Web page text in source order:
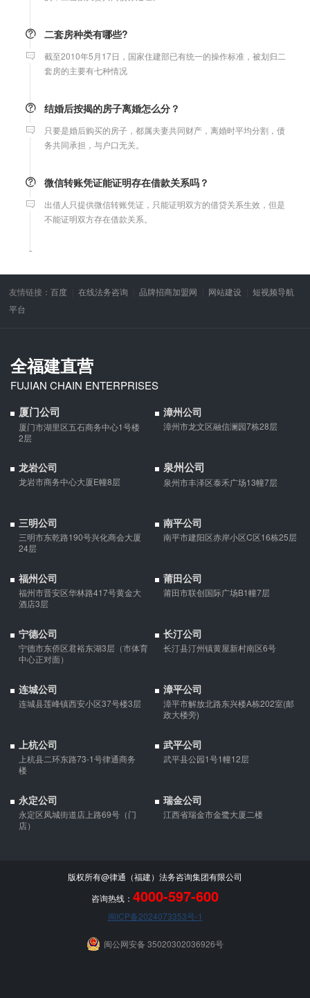
二套房种类有哪些?
套房的主要有七种情况
结婚后按揭的房子离婚怎么分？
务共同承担，与户口无关。
微信转账凭证能证明存在借款关系吗？
不能证明双方存在借款关系。
婚前协议的主要目的是对双方各自的财产和债务范围以及权利归属
等问题实现作出约定，以免将来离婚或一方死亡是产生争议。
受理。
支票有效期是10天，法定节假日可以顺延。
微信转账凭证能证明存在借款关系吗？
夫妻一方死亡后,债务怎么处理？
的，应当按夫妻共同债务处理。
友情链接：百度 在线法务咨询 品牌招商加盟网 网站建设
短视频导航
平台
全福建直营
FUJIAN CHAIN ENTERPRISES
厦门公司
厦门市湖里区五石商务中心1号楼
2层
漳州公司
漳州市龙文区融信澜园7栋28层
龙岩公司
龙岩市商务中心大厦E幢8层
泉州公司
泉州市丰泽区泰禾广场13幢7层
三明公司
三明市东乾路190号兴化商会大厦
24层
南平公司
南平市建阳区赤岸小区C区16栋25层
福州公司
福州市晋安区华林路417号黄金大
酒店3层
莆田公司
莆田市联创国际广场B1幢7层
宁德公司
宁德市东侨区君裕东湖3层（市体育
中心正对面）
长汀公司
长汀县汀州镇黄屋新村南区6号
连城公司
连城县莲峰镇西安小区37号楼3层
漳平公司
漳平市解放北路东兴楼A栋202室(邮
政大楼旁)
上杭公司
上杭县二环东路73-1号律通商务
楼
武平公司
武平县公园1号1幢12层
永定公司
永定区凤城街道店上路69号（门
店）
瑞金公司
江西省瑞金市金鹭大厦二楼
版权所有@律通（福建）法务咨询集团有限公司
咨询热线： 4000-597-600
闽ICP备2024073353号-1
闽公网安备 35020302036926号